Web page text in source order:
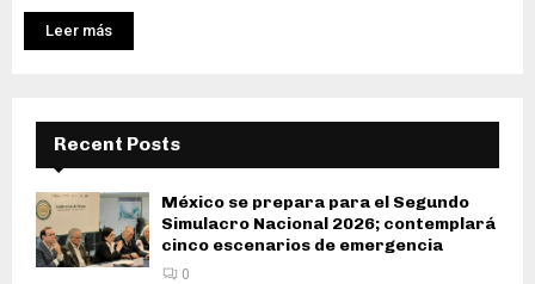
Leer más
Recent Posts
México se prepara para el Segundo
Simulacro Nacional 2026; contemplará
cinco escenarios de emergencia
0